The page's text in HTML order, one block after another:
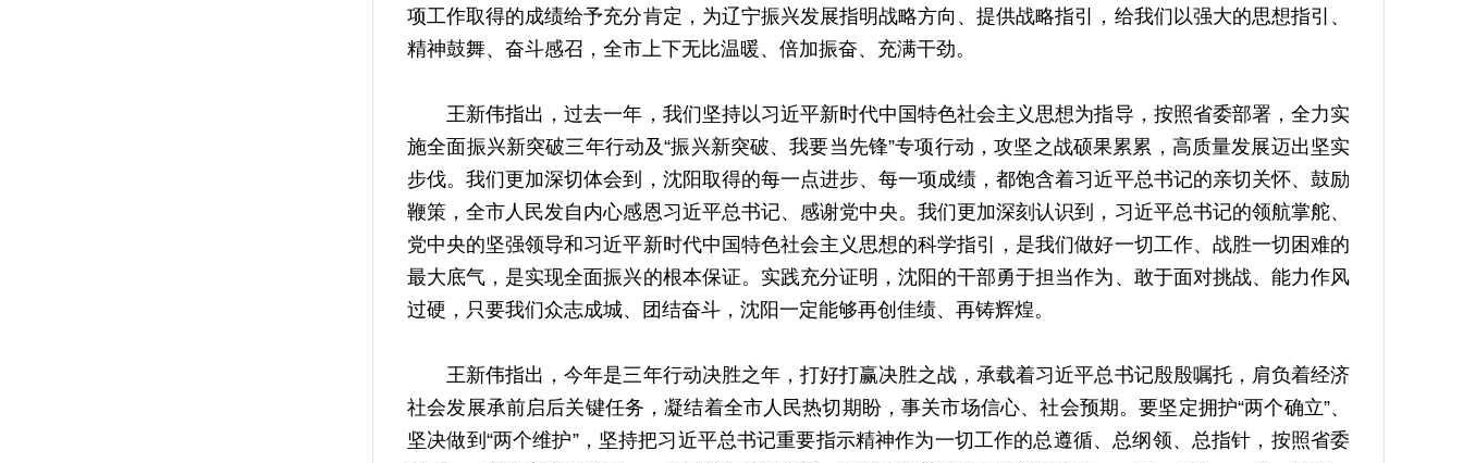
项工作取得的成绩给予充分肯定，为辽宁振兴发展指明战略方向、提供战略指引，给我们以强大的思想指引、
精神鼓舞、奋斗感召，全市上下无比温暖、倍加振奋、充满干劲。
王新伟指出，过去一年，我们坚持以习近平新时代中国特色社会主义思想为指导，按照省委部署，全力实
施全面振兴新突破三年行动及“振兴新突破、我要当先锋”专项行动，攻坚之战硕果累累，高质量发展迈出坚实
步伐。我们更加深切体会到，沈阳取得的每一点进步、每一项成绩，都饱含着习近平总书记的亲切关怀、鼓励
鞭策，全市人民发自内心感恩习近平总书记、感谢党中央。我们更加深刻认识到，习近平总书记的领航掌舵、
党中央的坚强领导和习近平新时代中国特色社会主义思想的科学指引，是我们做好一切工作、战胜一切困难的
最大底气，是实现全面振兴的根本保证。实践充分证明，沈阳的干部勇于担当作为、敢于面对挑战、能力作风
过硬，只要我们众志成城、团结奋斗，沈阳一定能够再创佳绩、再铸辉煌。
王新伟指出，今年是三年行动决胜之年，打好打赢决胜之战，承载着习近平总书记殷殷嘱托，肩负着经济
社会发展承前启后关键任务，凝结着全市人民热切期盼，事关市场信心、社会预期。要坚定拥护“两个确立”、
坚决做到“两个维护”，坚持把习近平总书记重要指示精神作为一切工作的总遵循、总纲领、总指针，按照省委